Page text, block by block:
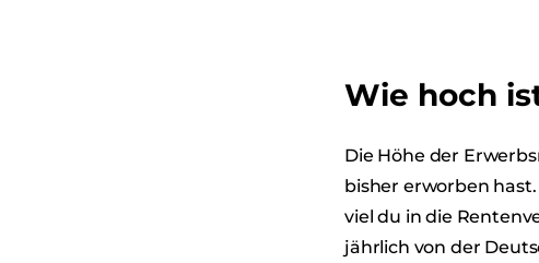
Wie hoch
Die Höhe der
bisher erworben
viel du in die
jährlich von der